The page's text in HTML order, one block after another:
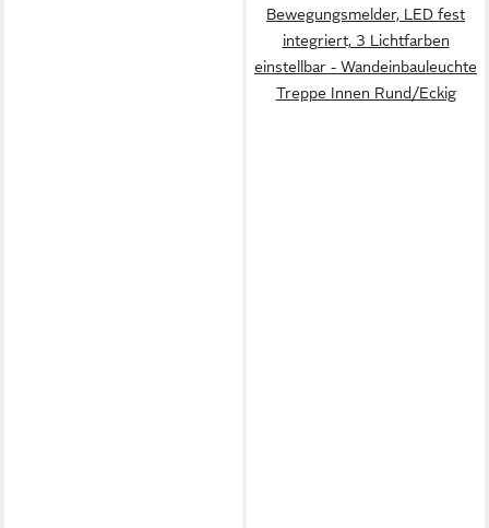
Bewegungsmelder, LED fest
integriert, 3 Lichtfarben
einstellbar - Wandeinbauleuchte
Treppe Innen Rund/Eckig